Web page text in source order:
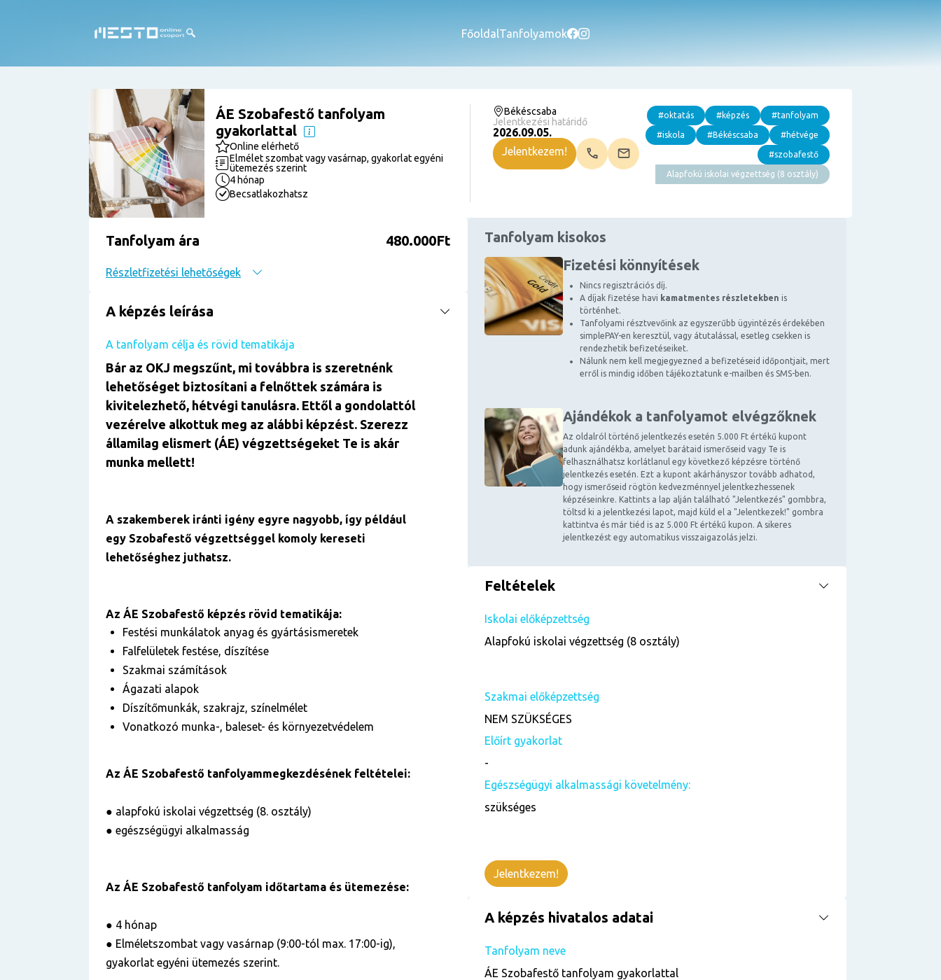
Főoldal Tanfolyamok
ÁE Szobafestő tanfolyam
gyakorlattal
Online elérhető
Elmélet szombat vagy vasárnap, gyakorlat egyéni
ütemezés szerint
4 hónap
Becsatlakozhatsz
Békéscsaba
Jelentkezési határidő
2026.09.05.
Jelentkezem!
#oktatás #képzés #tanfolyam
#iskola #Békéscsaba #hétvége
#szobafestő
Alapfokú iskolai végzettség (8 osztály)
Tanfolyam ára 480.000Ft
Részletfizetési lehetőségek
A képzés leírása
A tanfolyam célja és rövid tematikája
Bár az OKJ megszűnt, mi továbbra is szeretnénk
lehetőséget biztosítani a felnőttek számára is
kivitelezhető, hétvégi tanulásra. Ettől a gondolattól
vezérelve alkottuk meg az alábbi képzést. Szerezz
államilag elismert (ÁE) végzettségeket Te is akár
munka mellett!
A szakemberek iránti igény egyre nagyobb, így például
egy Szobafestő végzettséggel komoly kereseti
lehetőséghez juthatsz.
Az ÁE Szobafestő képzés rövid tematikája:
Festési munkálatok anyag és gyártásismeretek
Falfelületek festése, díszítése
Szakmai számítások
Ágazati alapok
Díszítőmunkák, szakrajz, színelmélet
Vonatkozó munka-, baleset- és környezetvédelem
Az ÁE Szobafestő tanfolyammegkezdésének feltételei:
● alapfokú iskolai végzettség (8. osztály)
● egészségügyi alkalmasság
Az ÁE Szobafestő tanfolyam időtartama és ütemezése:
● 4 hónap
● Elméletszombat vagy vasárnap (9:00-tól max. 17:00-ig),
gyakorlat egyéni ütemezés szerint.
Tanfolyam kisokos
Fizetési könnyítések
Nincs regisztrációs díj.
A díjak fizetése havi kamatmentes részletekben is
történhet.
Tanfolyami résztvevőink az egyszerűbb ügyintézés érdekében
simplePAY-en keresztül, vagy átutalással, esetleg csekken is
rendezhetik befizetéseiket.
Nálunk nem kell megjegyezned a befizetéseid időpontjait, mert
erről is mindig időben tájékoztatunk e-mailben és SMS-ben.
Ajándékok a tanfolyamot elvégzőknek
Az oldalról történő jelentkezés esetén 5.000 Ft értékű kupont
adunk ajándékba, amelyet barátaid ismerőseid vagy Te is
felhasználhatsz korlátlanul egy következő képzésre történő
jelentkezés esetén. Ezt a kupont akárhányszor tovább adhatod,
hogy ismerőseid rögtön kedvezménnyel jelentkezhessenek
képzéseinkre. Kattints a lap alján található "Jelentkezés" gombbra,
töltsd ki a jelentkezési lapot, majd küld el a "Jelentkezek!" gombra
kattintva és már tiéd is az 5.000 Ft értékű kupon. A sikeres
jelentkezést egy automatikus visszaigazolás jelzi.
Feltételek
Iskolai előképzettség
Alapfokú iskolai végzettség (8 osztály)
Szakmai előképzettség
NEM SZÜKSÉGES
Előírt gyakorlat
-
Egészségügyi alkalmassági követelmény:
szükséges
Jelentkezem!
A képzés hivatalos adatai
Tanfolyam neve
ÁE Szobafestő tanfolyam gyakorlattal